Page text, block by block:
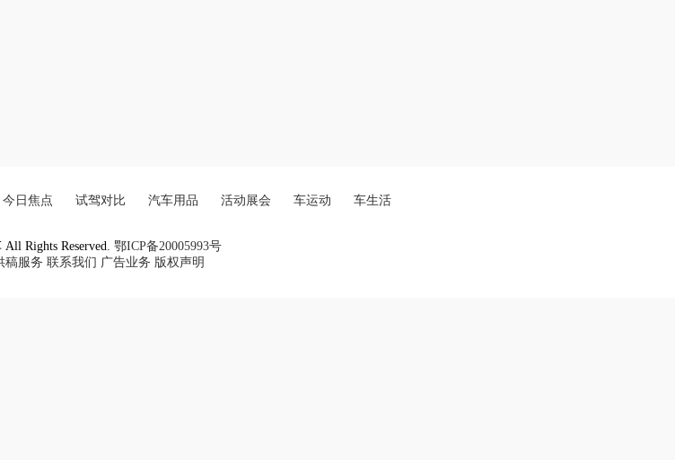
今日焦点 试驾对比 汽车用品 活动展会 车运动 车生活
Rights Reserved. 鄂ICP备20005993号
稿服务 联系我们 广告业务 版权声明